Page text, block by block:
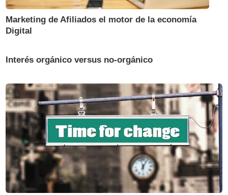
Marketing de Afiliados el motor de la economía
Digital
Interés orgánico versus no-orgánico